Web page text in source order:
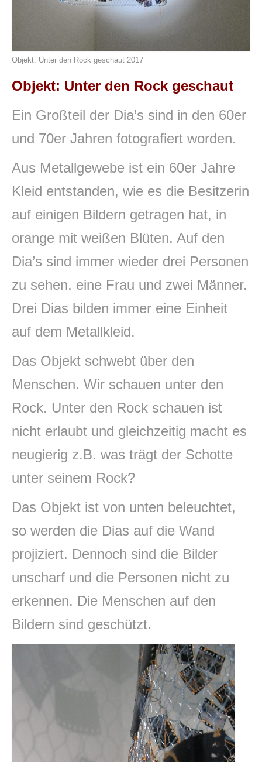
Objekt: Unter den Rock geschaut 2017
Objekt: Unter den Rock geschaut
Ein Großteil der Dia’s sind in den 60er
und 70er Jahren fotografiert worden.
Aus Metallgewebe ist ein 60er Jahre
Kleid entstanden, wie es die Besitzerin
auf einigen Bildern getragen hat, in
orange mit weißen Blüten. Auf den
Dia’s sind immer wieder drei Personen
zu sehen, eine Frau und zwei Männer.
Drei Dias bilden immer eine Einheit
auf dem Metallkleid.
Das Objekt schwebt über den
Menschen. Wir schauen unter den
Rock. Unter den Rock schauen ist
nicht erlaubt und gleichzeitig macht es
neugierig z.B. was trägt der Schotte
unter seinem Rock?
Das Objekt ist von unten beleuchtet,
so werden die Dias auf die Wand
projiziert. Dennoch sind die Bilder
unscharf und die Personen nicht zu
erkennen. Die Menschen auf den
Bildern sind geschützt.